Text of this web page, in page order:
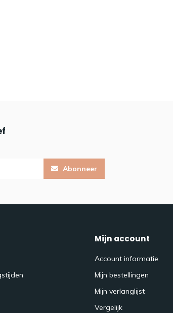
Abonneer
Mijn account
Account informatie
Mijn bestellingen
Mijn verlanglijst
Vergelijk